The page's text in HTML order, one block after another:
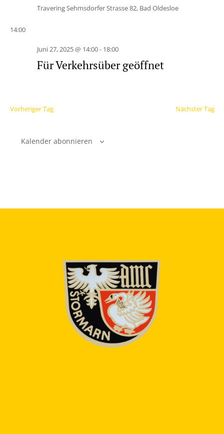
TraveringSehmsdorfer Strasse 82, Bad Oldesloe
14:00
Juni 27, 2025 @ 14:00- 18:00
Für Verkehrsüber geöffnet
Vorheriger Tag Nächster Tag
Kalender abonnieren